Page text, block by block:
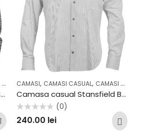
COLECTII,OUTLET
Camasa casual Stansfield B31
CAMASI, CAMASI CASUAL, CAMASI OFFICE
Camasa casual Stansfield B67
la
(0)
240.00 lei